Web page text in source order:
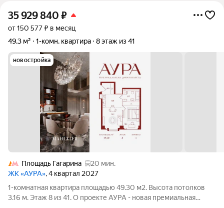
35 929 840 ₽
от 150 577 ₽ в месяц
49,3 м²
1-комн. квартира 8 этаж из 41
новостройка
Площадь Гагарина
20 мин.
ЖК «АУРА», 4 квартал 2027
1-комнатная квартира площадью 49.30 м2. Высота потолков
3.16 м. Этаж 8 из 41. О проекте АУРА - новая премиальная